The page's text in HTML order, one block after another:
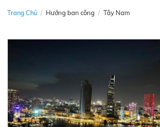
Trang Chủ / Hướng ban công / Tây Nam